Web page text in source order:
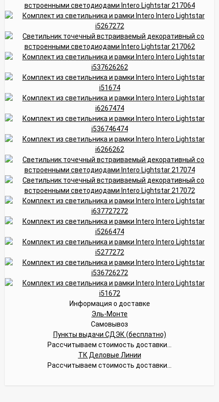
Информация о доставке
Эль-Монте
Самовывоз
Пункты выдачи СДЭК (бесплатно)
Рассчитываем стоимость доставки...
ТК Деловые Линии
Рассчитываем стоимость доставки...